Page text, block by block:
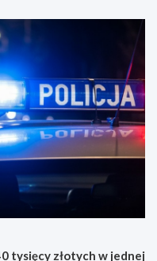
tysięcy złotych w jednej